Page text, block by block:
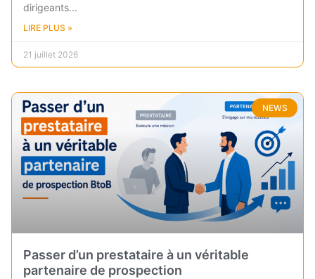
dirigeants
LIRE PLUS »
21 juillet 2026
NEWS
Passer d’un prestataire à un véritable
partenaire de prospection